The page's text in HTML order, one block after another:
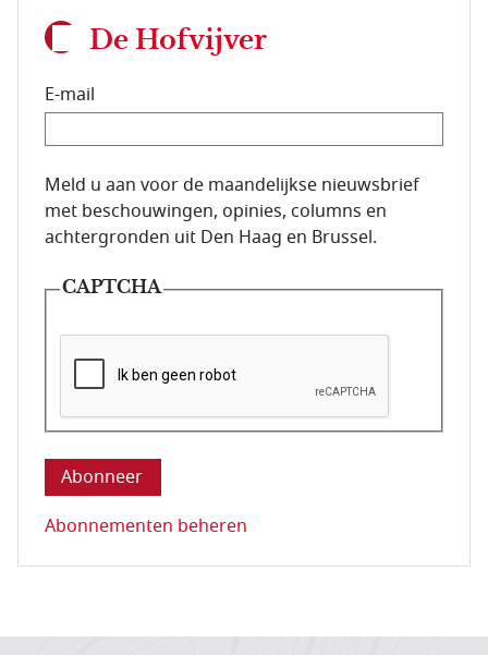
De Hofvijver
E-mail
E-mailadres van de abonnee.
Meld u aan voor de maandelijkse nieuwsbrief
met beschouwingen, opinies, columns en
achtergronden uit Den Haag en Brussel.
CAPTCHA
Deze vraag is om te controleren dat u een mens
Abonnementen beheren